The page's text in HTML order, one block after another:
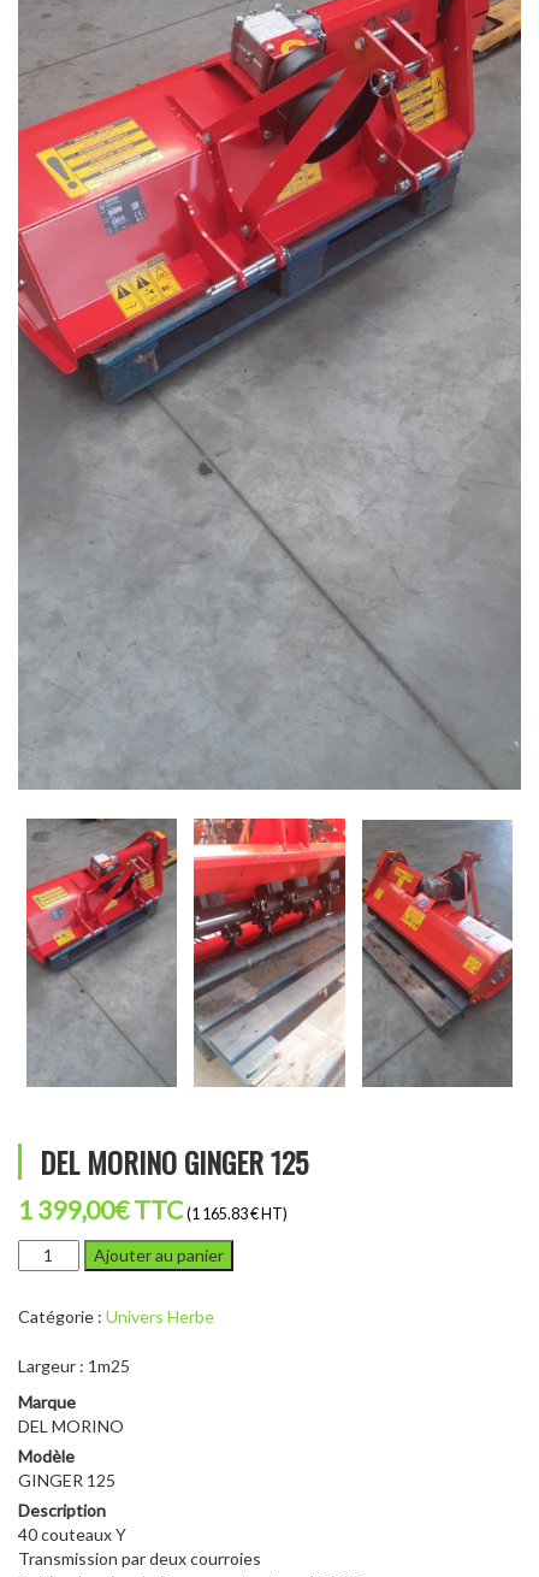
DEL MORINO GINGER 125
1 399,00€TTC (1 165.83 € HT)
quantité
de
MORINO
125
Ajouter au panier
Catégorie : Univers Herbe
Largeur : 1m25
Marque
DEL MORINO
Modèle
GINGER 125
Description
40 couteaux Y
Transmission par deux courroies